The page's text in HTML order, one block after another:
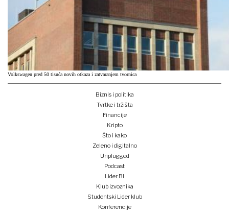
Volkswagen pred 50 tisuća novih otkaza i zatvaranjem tvornica
Biznis i politika
Tvrtke i tržišta
Financije
Kripto
Što i kako
Zeleno i digitalno
Unplugged
Podcast
Lider BI
Klub izvoznika
Studentski Lider klub
Konferencije